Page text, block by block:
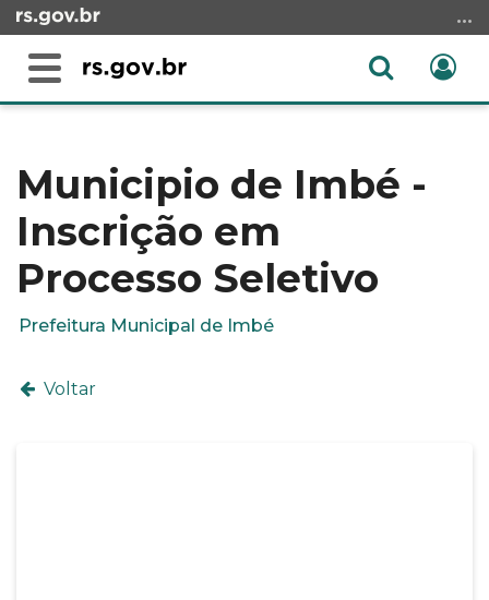
para
conteúdo
menu
para
busca
Alterna
Abrir
conteúdo
Municipio de Imbé -
Inscrição em
Processo Seletivo
Prefeitura Municipal de Imbé
Voltar